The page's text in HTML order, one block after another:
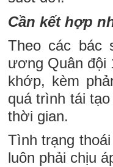
Cần kết hợp
Theo các bác
ương Quân đội
khớp, kèm
quá trình tái
thời gian.
Tình trạng
luôn phải chịu